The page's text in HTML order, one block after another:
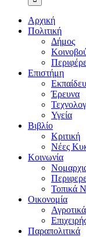
Αρχική
Πολιτική
Δήμος
Επιστήμη
Έρευνα
Υγεία
Βιβλίο
Κριτική
Νέες
Κοινωνία
Τοπικά
Οικονομία
Αγροτικά
Παραπολιτικά